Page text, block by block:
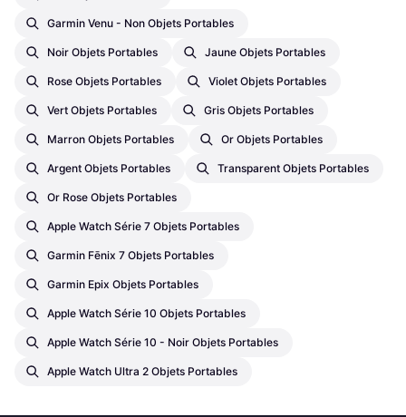
Garmin Venu - Non Objets Portables
Noir Objets Portables Jaune Objets Portables
Rose Objets Portables Violet Objets Portables
Vert Objets Portables Gris Objets Portables
Marron Objets Portables Or Objets Portables
Argent Objets Portables Transparent Objets Portables
Or Rose Objets Portables
Apple Watch Série 7 Objets Portables
Garmin Fēnix 7 Objets Portables
Garmin Epix Objets Portables
Apple Watch Série 10 Objets Portables
Apple Watch Série 10 - Noir Objets Portables
Apple Watch Ultra 2 Objets Portables